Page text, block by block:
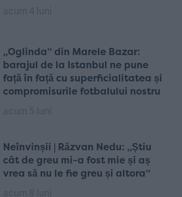
„Oglinda” din Marele Bazar:
barajul de la Istanbul ne pune
față în față cu superficialitatea și
compromisurile fotbalului nostru
Neînvinșii | Răzvan Nedu: „Știu
cât de greu mi-a fost mie și aș
vrea să nu le fie greu și altora”